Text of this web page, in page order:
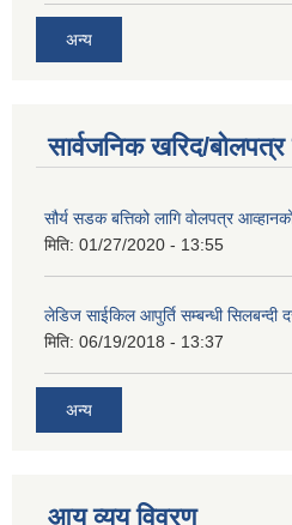
अन्य
सार्वजनिक खरिद/
सौर्य सडक बत्तिको लागि वोलपत्र
मिति: 01/27/2020 - 13:55
लेडिज साईकिल आपुर्ति सम्बन्धी सिलबन्दी
मिति: 06/19/2018 - 13:37
अन्य
आय व्यय विवरण